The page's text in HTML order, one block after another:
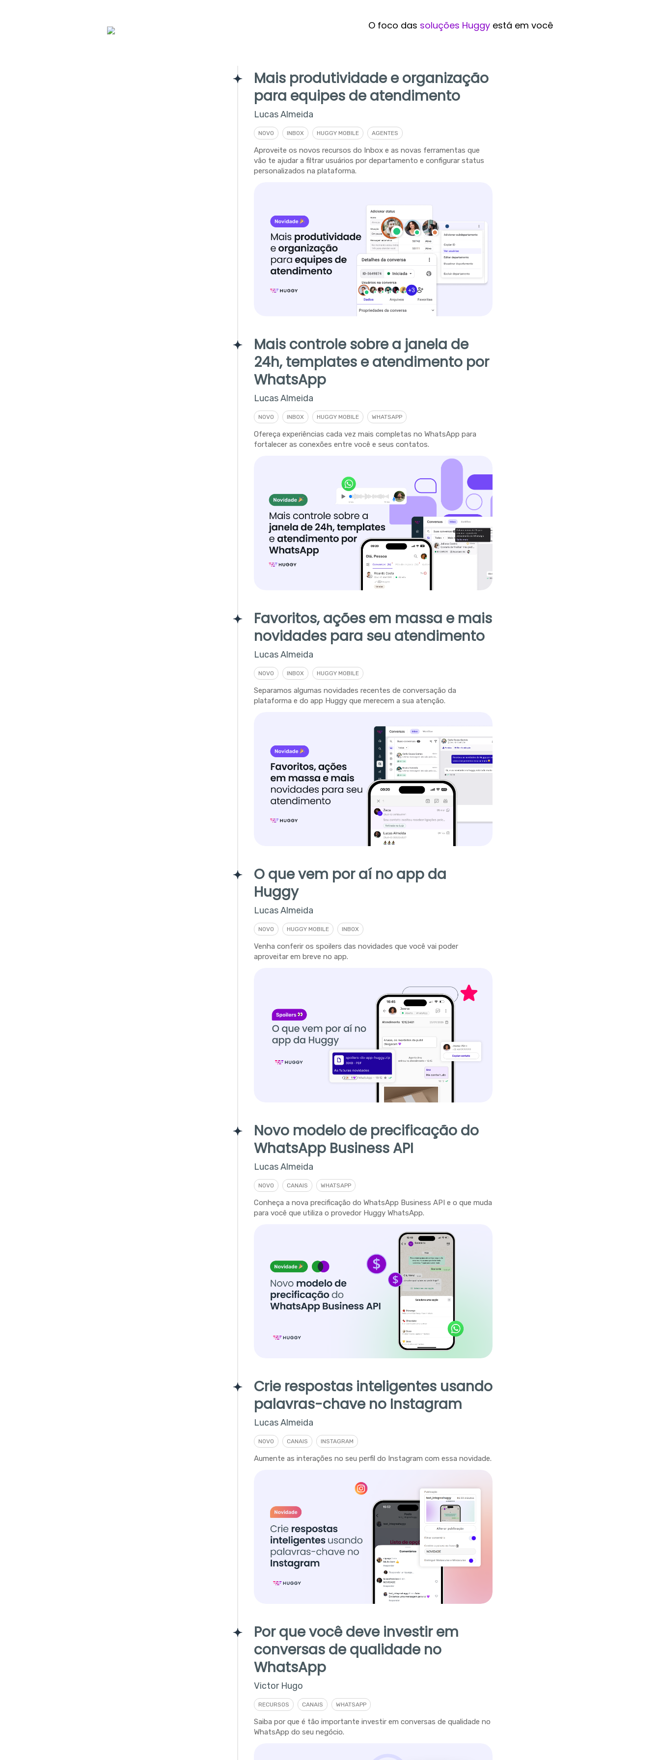
O foco das soluções Huggyestá em você
Mais produtividade e organização
para equipes de atendimento
Lucas Almeida
NOVO INBOX HUGGY MOBILE AGENTES
Aproveite os novos recursos do Inbox e as novas ferramentas que
vão te ajudar a filtrar usuários por departamento e configurar status
personalizados na plataforma.
Mais controle sobre a janela de
24h, templates e atendimento por
WhatsApp
Lucas Almeida
NOVO INBOX HUGGY MOBILE WHATSAPP
Ofereça experiências cada vez mais completas no WhatsApp para
fortalecer as conexões entre você e seus contatos.
Favoritos, ações em massa e mais
novidades para seu atendimento
Lucas Almeida
NOVO INBOX HUGGY MOBILE
Separamos algumas novidades recentes de conversação da
plataforma e do app Huggy que merecem a sua atenção.
O que vem por aí no app da
Huggy
Lucas Almeida
NOVO HUGGY MOBILE INBOX
Venha conferir os spoilers das novidades que você vai poder
aproveitar em breve no app.
Novo modelo de precificação do
WhatsApp Business API
Lucas Almeida
NOVO CANAIS WHATSAPP
Conheça a nova precificação do WhatsApp Business API e o que muda
para você que utiliza o provedor Huggy WhatsApp.
Crie respostas inteligentes usando
palavras-chave no Instagram
Lucas Almeida
NOVO CANAIS INSTAGRAM
Aumente as interações no seu perfil do Instagram com essa novidade.
Por que você deve investir em
conversas de qualidade no
WhatsApp
Victor Hugo
RECURSOS CANAIS WHATSAPP
Saiba por que é tão importante investir em conversas de qualidade no
WhatsApp do seu negócio.